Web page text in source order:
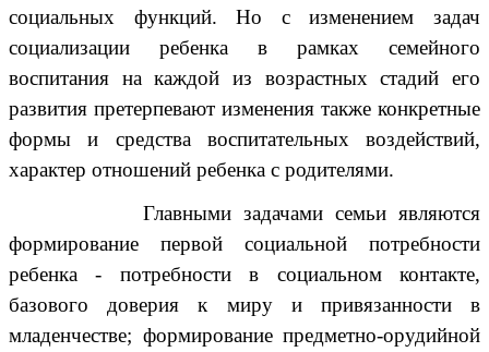
социальных функций. Но с изменением задач
социализации ребенка в рамках семейного
воспитания на каждой из возрастных стадий его
развития претерпевают изменения также конкретные
формы и средства воспитательных воздействий,
характер отношений ребенка с родителями.
Главными задачами семьи являются
формирование первой социальной потребности
ребенка - потребности в социальном контакте,
базового доверия к миру и привязанности в
младенчестве; формирование предметно-орудийной